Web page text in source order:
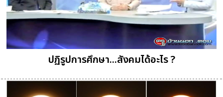
ปฏิรูปการศึกษา...สังคมได้อะไร ?